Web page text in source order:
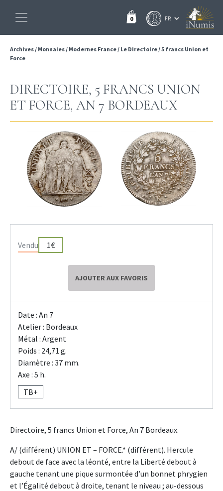
0
Archives/ Monnaies/ Modernes France/ Le Directoire/5 francs Union et
Force
DIRECTOIRE, 5 FRANCS UNION
ET FORCE, AN 7 BORDEAUX
Vendu 1€
AJOUTER AUX FAVORIS
Date : An 7
Atelier : Bordeaux
Métal : Argent
Poids : 24,71 g.
Diamètre : 37 mm.
Axe : 5 h.
TB+
Directoire, 5 francs Union et Force, An 7 Bordeaux.
A/ (différent) UNION ET – FORCE.* (différent). Hercule
debout de face avec la léonté, entre la Liberté debout à
gauche tenant une pique surmontée d’un bonnet phrygien
et l’Égalité debout à droite, tenant le niveau ; au-dessous